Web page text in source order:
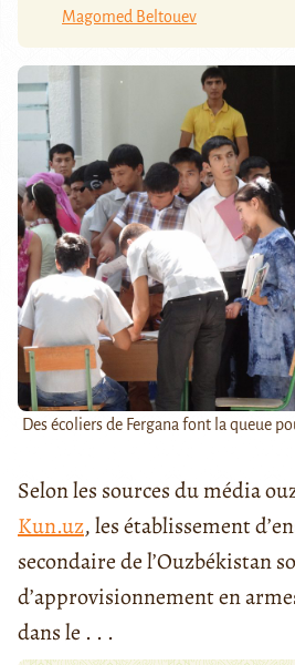
Magomed Beltouev
Des écoliers de Fergana font la queue
Selon les sources du média
Kun.uz, les établissement
secondaire de l’Ouzbékistan
d’approvisionnement en
dans le . . .